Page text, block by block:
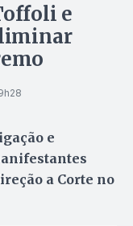
e
e
a Corte no